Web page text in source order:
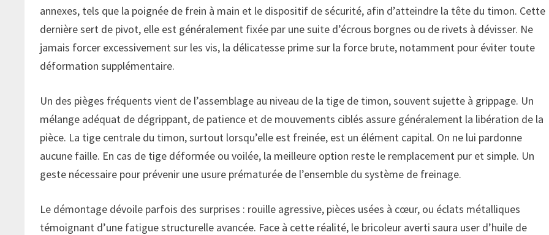
annexes, tels que la poignée de frein à main et le dispositif de sécurité, afin d’atteindre la tête du timon. Cette
dernière sert de pivot, elle est généralement fixée par une suite d’écrous borgnes ou de rivets à dévisser. Ne
jamais forcer excessivement sur les vis, la délicatesse prime sur la force brute, notamment pour éviter toute
déformation supplémentaire.
Un des pièges fréquents vient de l’assemblage au niveau de la tige de timon, souvent sujette à grippage. Un
mélange adéquat de dégrippant, de patience et de mouvements ciblés assure généralement la libération de la
pièce. La tige centrale du timon, surtout lorsqu’elle est freinée, est un élément capital. On ne lui pardonne
aucune faille. En cas de tige déformée ou voilée, la meilleure option reste le remplacement pur et simple. Un
geste nécessaire pour prévenir une usure prématurée de l’ensemble du système de freinage.
Le démontage dévoile parfois des surprises : rouille agressive, pièces usées à cœur, ou éclats métalliques
témoignant d’une fatigue structurelle avancée. Face à cette réalité, le bricoleur averti saura user d’huile de